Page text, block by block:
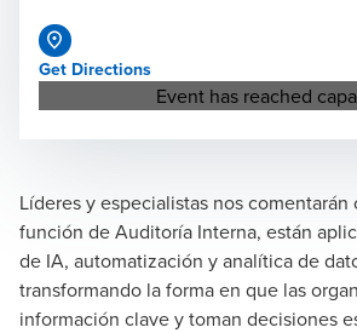
Get Directions
Event has reached
Opens in
Líderes y especialistas nos comentarán
función de Auditoría Interna, están
de IA, automatización y analítica de
transformando la forma en que las
información clave y toman decisiones